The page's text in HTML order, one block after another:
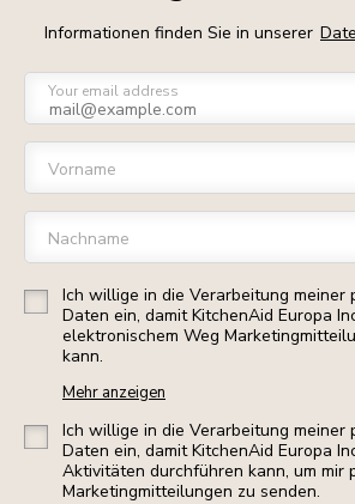
Informationen finden Sie in unserer
Your email address
Vorname
Nachname
Ich willige in die Verarbeitung meiner
Daten ein, damit KitchenAid Europa
elektronischem Weg
kann.
Mehr anzeigen
Ich willige in die Verarbeitung meiner
Daten ein, damit KitchenAid Europa
Aktivitäten durchführen kann, um mir
Marketingmitteilungen zu senden.